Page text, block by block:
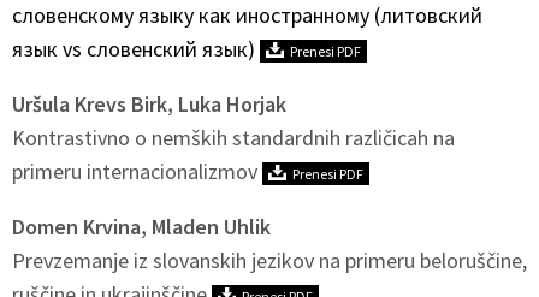
словенскому языку как иностранному (литовский
язык vs словенский язык)
Prenesi PDF
Uršula Krevs Birk, Luka Horjak
Kontrastivno o nemških standardnih različicah na
primeru internacionalizmov
Prenesi PDF
Domen Krvina, Mladen Uhlik
Prevzemanje iz slovanskih jezikov na primeru beloruščine,